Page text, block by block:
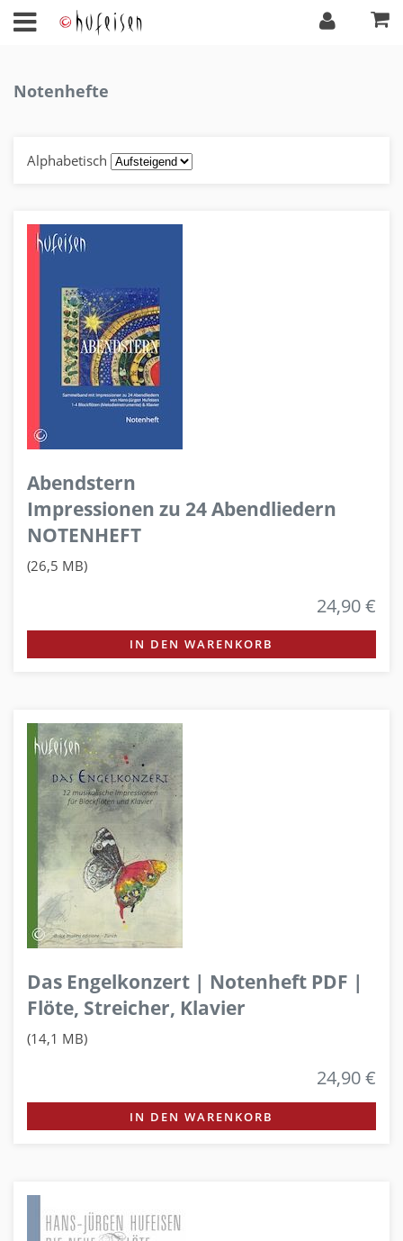
Notenhefte
Alphabetisch
Abendstern
Impressionen zu 24 Abendliedern
NOTENHEFT
(26,5 MB)
24,90 €
IN DEN WARENKORB
Das Engelkonzert | Notenheft PDF |
Flöte, Streicher, Klavier
(14,1 MB)
24,90 €
IN DEN WARENKORB